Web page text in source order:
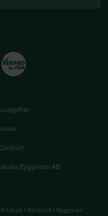
Byggvaror AB
Fokus | Nordrum | Byggmax